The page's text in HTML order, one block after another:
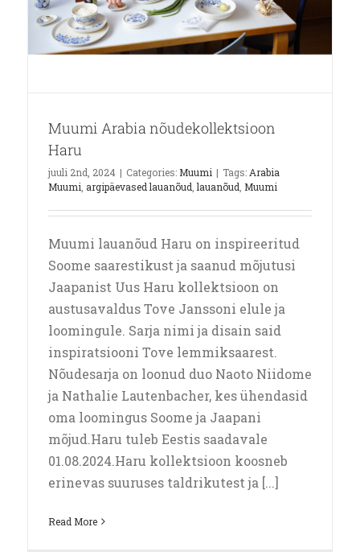
Muumi Arabia nõudekollektsioon
Haru
juuli 2nd, 2024 | Categories: Muumi | Tags: Arabia
Muumi argipäevased lauanõud lauanõud Muumi
Muumi lauanõud Haru on inspireeritud
Soome saarestikust ja saanud mõjutusi
Jaapanist Uus Haru kollektsioon on
austusavaldus Tove Janssoni elule ja
loomingule. Sarja nimi ja disain said
inspiratsiooni Tove lemmiksaarest.
Nõudesarja on loonud duo Naoto Niidome
ja Nathalie Lautenbacher, kes ühendasid
oma loomingus Soome ja Jaapani
mõjud.Haru tuleb Eestis saadavale
01.08.2024.Haru kollektsioon koosneb
erinevas suuruses taldrikutest ja [...]
Read More